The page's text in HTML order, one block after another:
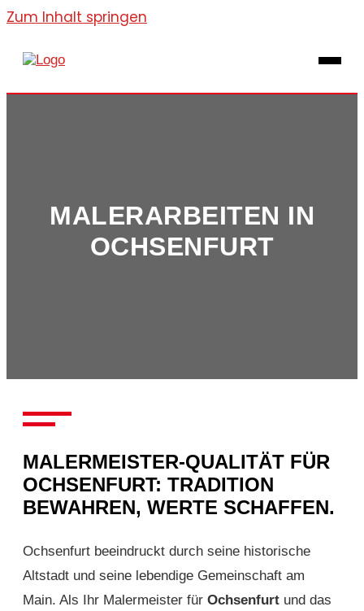
Zum Inhalt springen
MALERARBEITEN IN
OCHSENFURT
MALERMEISTER-QUALITÄT FÜR
OCHSENFURT: TRADITION
BEWAHREN, WERTE SCHAFFEN.
Ochsenfurt beeindruckt durch seine historische
Altstadt und seine lebendige Gemeinschaft am
Main. Als Ihr Malermeister für Ochsenfurt und das